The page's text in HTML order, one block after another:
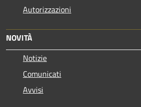
Autorizzazioni
NOVITÀ
Notizie
Comunicati
Avvisi